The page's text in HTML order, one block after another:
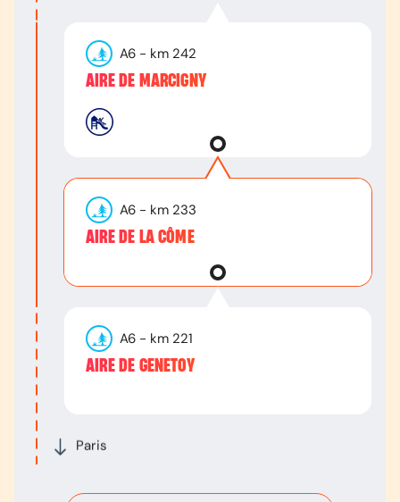
Paris
A6 - km 242
AIRE DE MARCIGNY
A6 - km 233
AIRE DE LA CÔME
A6 - km 221
AIRE DE GENETOY